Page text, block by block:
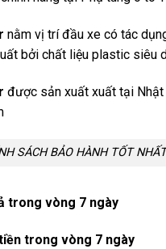
nằm vị trí đầu xe có tác
bởi chất liệu plastic siêu
được sản xuất xuất tại Nhật
SÁCH BẢO HÀNH TỐT
trong vòng 7 ngày
trong vòng 7 ngày